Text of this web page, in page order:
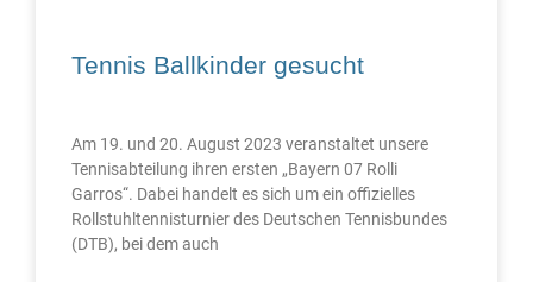
Tennis Ballkinder gesucht
Am 19. und 20. August 2023 veranstaltet unsere
Tennisabteilung ihren ersten „Bayern 07 Rolli
Garros“. Dabei handelt es sich um ein offizielles
Rollstuhltennisturnier des Deutschen Tennisbundes
(DTB), bei dem auch